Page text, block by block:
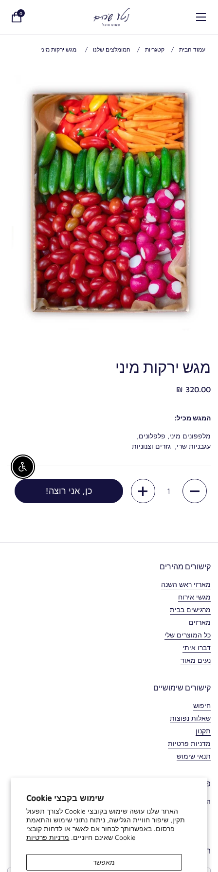
שימוש בקבצי Cookie
האתר שלנו עושה שימוש בקובצי Cookie לצורך תפעול
תקין, שיפור חוויית הגלישה, ניתוח נתוני שימוש והתאמת
פרסום. באפשרותך לבחור אם לאשר או לדחות קובצי
Cookie שאינם חיוניים.
מדניות פרטיות
מאפשר
0
עמוד הבית / קטגריות / המומלצים שלנו / מגש ירקות מיני
מגש ירקות מיני
320.00 ₪
המגש מכיל:
מלפפונים מיני, פלפלונים,
עגבניות שרי, גזרים וצנוניות
כמות
כן, אני רוצה!
קישורים מהירים
מארזי ראש השנה
מגשי אירוח
מרגישים בבית
מארזים
כל המוצרים שלי
דברו איתי
נעים מאוד
קישורים שימושיים
חיפוש
שאלות נפוצות
תקנון
מדניות פרטיות
תנאי שימוש
פרטי קשר
הקרן 9/1 פרדס חנה כרכור 052-4830059
Facebook
Instagram
WhatsApp
הירשמו לניוזלטר שלנו